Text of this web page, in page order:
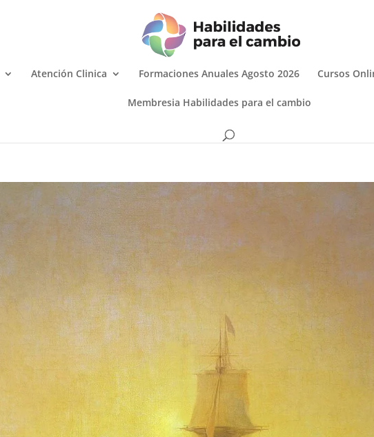
Atención Clinica Formaciones Anuales Agosto 2026 Cursos
Membresia Habilidades para el cambio